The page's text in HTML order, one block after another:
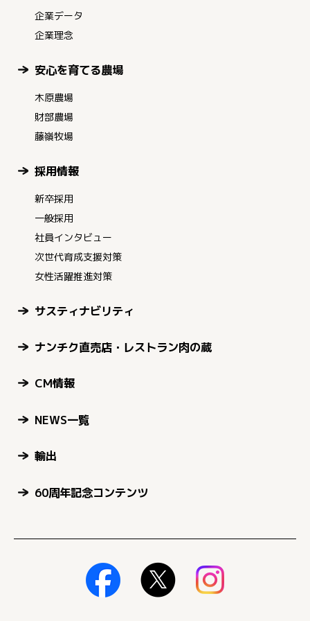
企業データ
企業理念
安心を育てる農場
木原農場
財部農場
藤嶺牧場
採用情報
新卒採用
一般採用
社員インタビュー
次世代育成支援対策
女性活躍推進対策
サスティナビリティ
ナンチク直売店・レストラン肉の蔵
CM情報
NEWS一覧
輸出
60周年記念コンテンツ